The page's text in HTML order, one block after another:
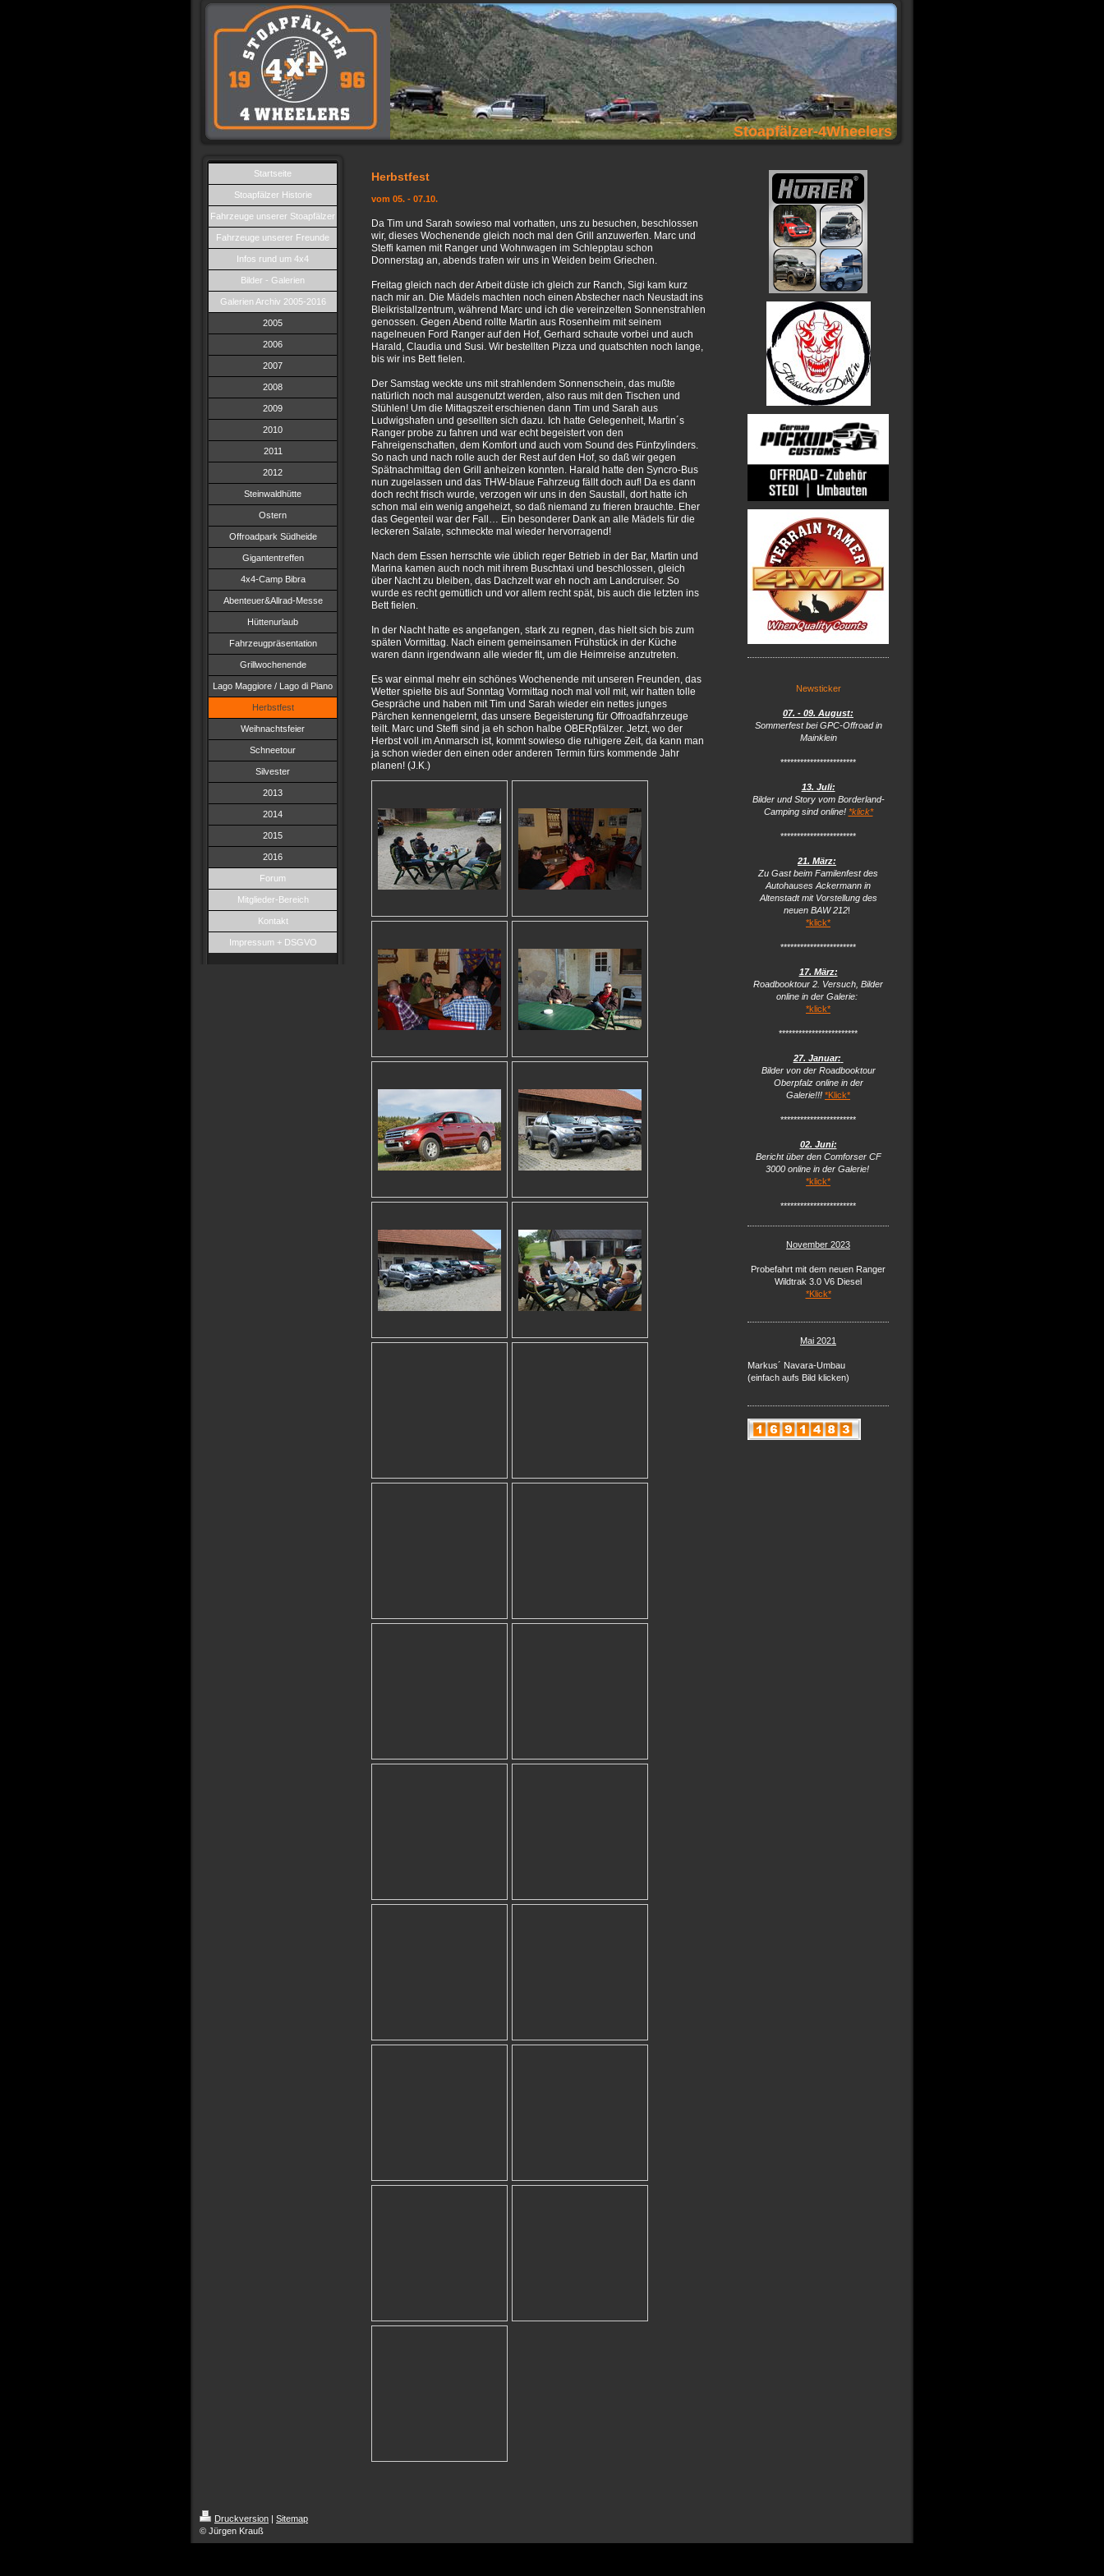
Stoapfälzer-4Wheelers
Startseite
Stoapfälzer Historie
Fahrzeuge unserer Stoapfälzer
Fahrzeuge unserer Freunde
Infos rund um 4x4
Bilder - Galerien
Galerien Archiv 2005-2016
2005
2006
2007
2008
2009
2010
2011
2012
Steinwaldhütte
Ostern
Offroadpark Südheide
Gigantentreffen
4x4-Camp Bibra
Abenteuer&Allrad-Messe
Hüttenurlaub
Fahrzeugpräsentation
Grillwochenende
Lago Maggiore / Lago di Piano
Herbstfest
Weihnachtsfeier
Schneetour
Silvester
2013
2014
2015
2016
Forum
Mitglieder-Bereich
Kontakt
Impressum + DSGVO
Herbstfest
vom 05. - 07.10.
Da Tim und Sarah sowieso mal vorhatten, uns zu besuchen, beschlossen
wir, dieses Wochenende gleich noch mal den Grill anzuwerfen. Marc und
Steffi kamen mit Ranger und Wohnwagen im Schlepptau schon
Donnerstag an, abends trafen wir uns in Weiden beim Griechen.
Freitag gleich nach der Arbeit düste ich gleich zur Ranch, Sigi kam kurz
nach mir an. Die Mädels machten noch einen Abstecher nach Neustadt ins
Bleikristallzentrum, während Marc und ich die vereinzelten Sonnenstrahlen
genossen. Gegen Abend rollte Martin aus Rosenheim mit seinem
nagelneuen Ford Ranger auf den Hof, Gerhard schaute vorbei und auch
Harald, Claudia und Susi. Wir bestellten Pizza und quatschten noch lange,
bis wir ins Bett fielen.
Der Samstag weckte uns mit strahlendem Sonnenschein, das mußte
natürlich noch mal ausgenutzt werden, also raus mit den Tischen und
Stühlen! Um die Mittagszeit erschienen dann Tim und Sarah aus
Ludwigshafen und gesellten sich dazu. Ich hatte Gelegenheit, Martin´s
Ranger probe zu fahren und war echt begeistert von den
Fahreigenschaften, dem Komfort und auch vom Sound des Fünfzylinders.
So nach und nach rolle auch der Rest auf den Hof, so daß wir gegen
Spätnachmittag den Grill anheizen konnten. Harald hatte den Syncro-Bus
nun zugelassen und das THW-blaue Fahrzeug fällt doch auf! Da es dann
doch recht frisch wurde, verzogen wir uns in den Saustall, dort hatte ich
schon mal ein wenig angeheizt, so daß niemand zu frieren brauchte. Eher
das Gegenteil war der Fall… Ein besonderer Dank an alle Mädels für die
leckeren Salate, schmeckte mal wieder hervorragend!
Nach dem Essen herrschte wie üblich reger Betrieb in der Bar, Martin und
Marina kamen auch noch mit ihrem Buschtaxi und beschlossen, gleich
über Nacht zu bleiben, das Dachzelt war eh noch am Landcruiser. So
wurde es recht gemütlich und vor allem recht spät, bis auch die letzten ins
Bett fielen.
In der Nacht hatte es angefangen, stark zu regnen, das hielt sich bis zum
späten Vormittag. Nach einem gemeinsamen Frühstück in der Küche
waren dann irgendwann alle wieder fit, um die Heimreise anzutreten.
Es war einmal mehr ein schönes Wochenende mit unseren Freunden, das
Wetter spielte bis auf Sonntag Vormittag noch mal voll mit, wir hatten tolle
Gespräche und haben mit Tim und Sarah wieder ein nettes junges
Pärchen kennengelernt, das unsere Begeisterung für Offroadfahrzeuge
teilt. Marc und Steffi sind ja eh schon halbe OBERpfälzer. Jetzt, wo der
Herbst voll im Anmarsch ist, kommt sowieso die ruhigere Zeit, da kann man
ja schon wieder den einen oder anderen Termin fürs kommende Jahr
planen! (J.K.)
Newsticker
07. - 09. August:
Sommerfest bei GPC-Offroad in
Mainklein
***********************
13. Juli:
Bilder und Story vom Borderland-
Camping sind online! *klick*
***********************
21. März:
Zu Gast beim Familenfest des
Autohauses Ackermann in
Altenstadt mit Vorstellung des
neuen BAW 212!
*klick*
***********************
17. März:
Roadbooktour 2. Versuch, Bilder
online in der Galerie:
*klick*
************************
27. Januar:
Bilder von der Roadbooktour
Oberpfalz online in der
Galerie!!! *Klick*
***********************
02. Juni:
Bericht über den Comforser CF
3000 online in der Galerie!
*klick*
***********************
November 2023
Probefahrt mit dem neuen Ranger
Wildtrak 3.0 V6 Diesel
*Klick*
Mai 2021
Markus´ Navara-Umbau
(einfach aufs Bild klicken)
Druckversion | Sitemap
© Jürgen Krauß